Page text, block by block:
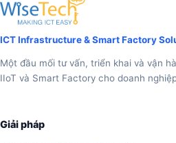
ICT Infrastructure & Smart Factory
Một đầu mối tư vấn, triển khai và vận
IIoT và Smart Factory cho doanh
Giải pháp